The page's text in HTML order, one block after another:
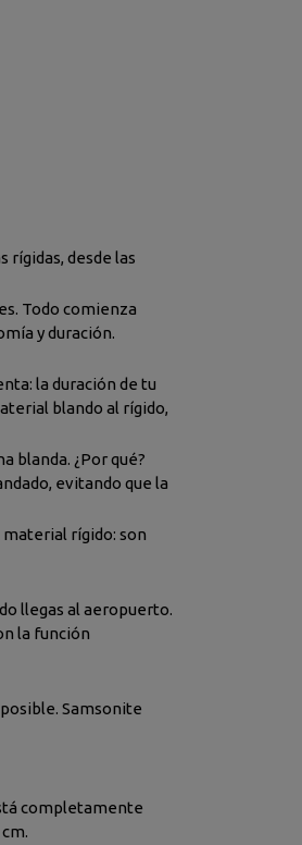
rígidas, desde las
Todo comienza
y duración.
la duración de tu
blando al rígido,
blanda. ¿Por qué?
evitando que la
rígido: son
llegas al aeropuerto.
la función
Samsonite
completamente